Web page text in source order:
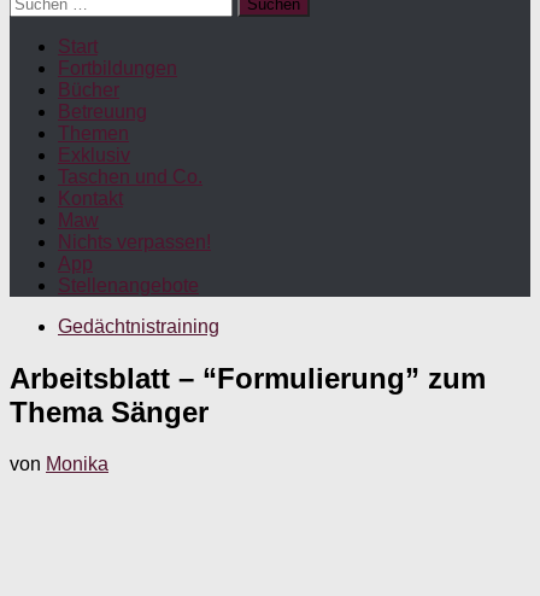
nach:
Start
Fortbildungen
Bücher
Betreuung
Themen
Exklusiv
Taschen und Co.
Kontakt
Maw
Nichts verpassen!
App
Stellenangebote
Gedächtnistraining
Arbeitsblatt – “Formulierung” zum
Thema Sänger
von Monika